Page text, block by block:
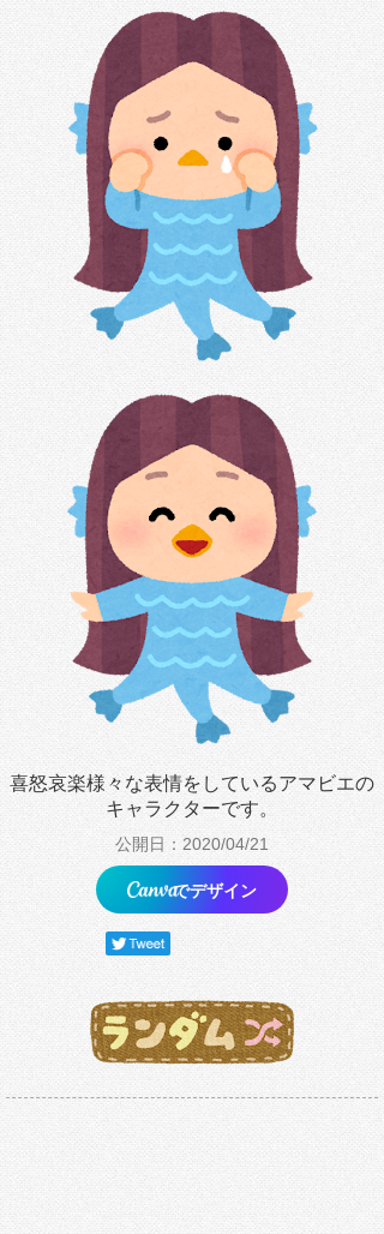
喜怒哀楽様々な表情をしているアマビエの
キャラクターです。
公開日：2020/04/21
でデザイン